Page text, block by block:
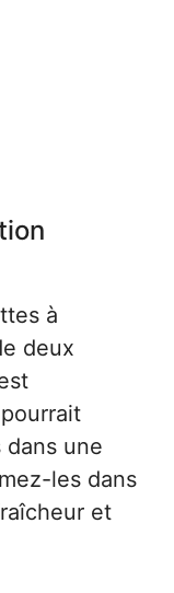
à
deux
une
les dans
et